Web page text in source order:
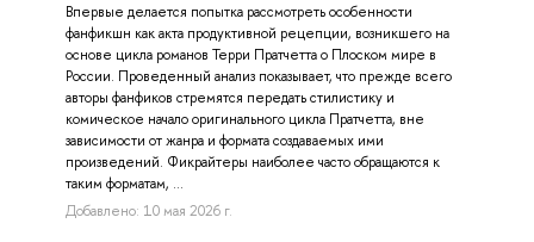
Впервые делается попытка рассмотреть особенности
фанфикшн как акта продуктивной рецепции, возникшего на
основе цикла романов Терри Пратчетта о Плоском мире в
России. Проведенный анализ показывает, что прежде всего
авторы фанфиков стремятся передать стилистику и
комическое начало оригинального цикла Пратчетта, вне
зависимости от жанра и формата создаваемых ими
произведений. Фикрайтеры наиболее часто обращаются к
таким форматам, ...
Добавлено: 10 мая 2026 г.